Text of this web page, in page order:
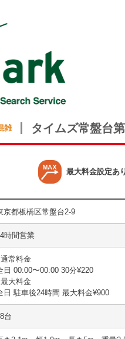
雑 タイムズ常盤台
最大料金設定あ
京都板橋区常盤台2-9
時間営業
常料金
日 00:00〜00:00 30分¥220
大料金
日 駐車後24時間 最大料金¥900
台